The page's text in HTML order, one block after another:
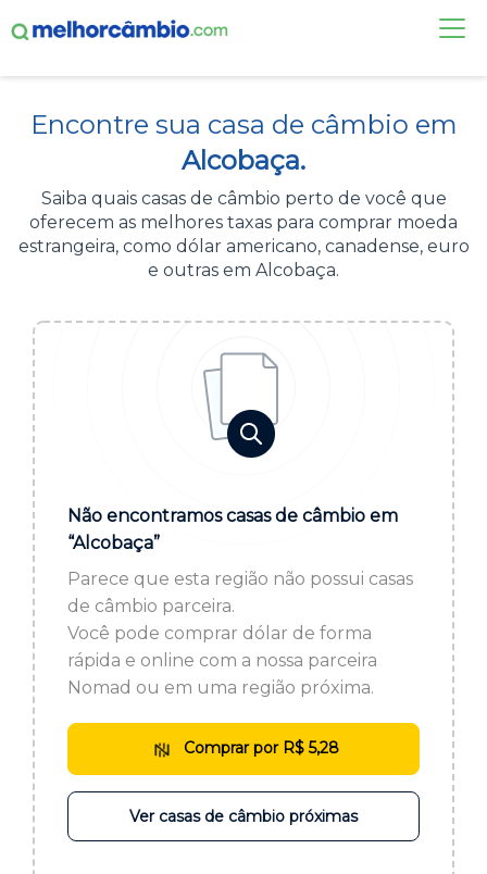
CASAS DE CÂMBIO
DÓLAR HOJE
ALERTA DE CÂMBIO
Acesse sua conta:
BROKER DE OFERTAS
ou cadastre-se se ainda não tem registro:
Encontre sua casa de câmbio em
Alcobaça.
Saiba quais casas de câmbio perto de você que
oferecem as melhores taxas para comprar moeda
estrangeira, como dólar americano, canadense, euro
e outras em Alcobaça.
Não encontramos casas de câmbio em
“Alcobaça”
Parece que esta região não possui casas
de câmbio parceira.
Você pode comprar dólar de forma
rápida e online com a nossa parceira
Nomad ou em uma região próxima.
Comprar por R$ 5,28
Ver casas de câmbio próximas